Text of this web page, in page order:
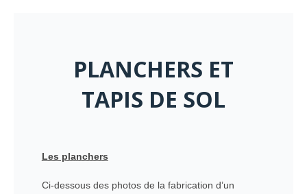
PLANCHERS ET
TAPIS DE SOL
Les planchers
Ci-dessous des photos de la fabrication d’un